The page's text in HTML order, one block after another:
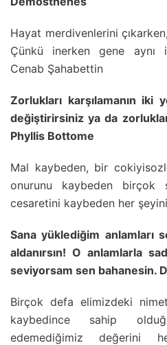
Hayat merdivenlerini
Çünkü inerken gene aynı
Cenab Şahabettin
Zorlukları karşılamanın iki
değiştirirsiniz ya da
Phyllis Bottome
Mal kaybeden, bir
onurunu kaybeden birçok
cesaretini kaybeden her
Sana yüklediğim anlamları
aldanırsın! O anlamlarla
seviyorsam sen bahanesin.
Birçok defa elimizdeki
kaybedince sahip
edemediğimiz değerini